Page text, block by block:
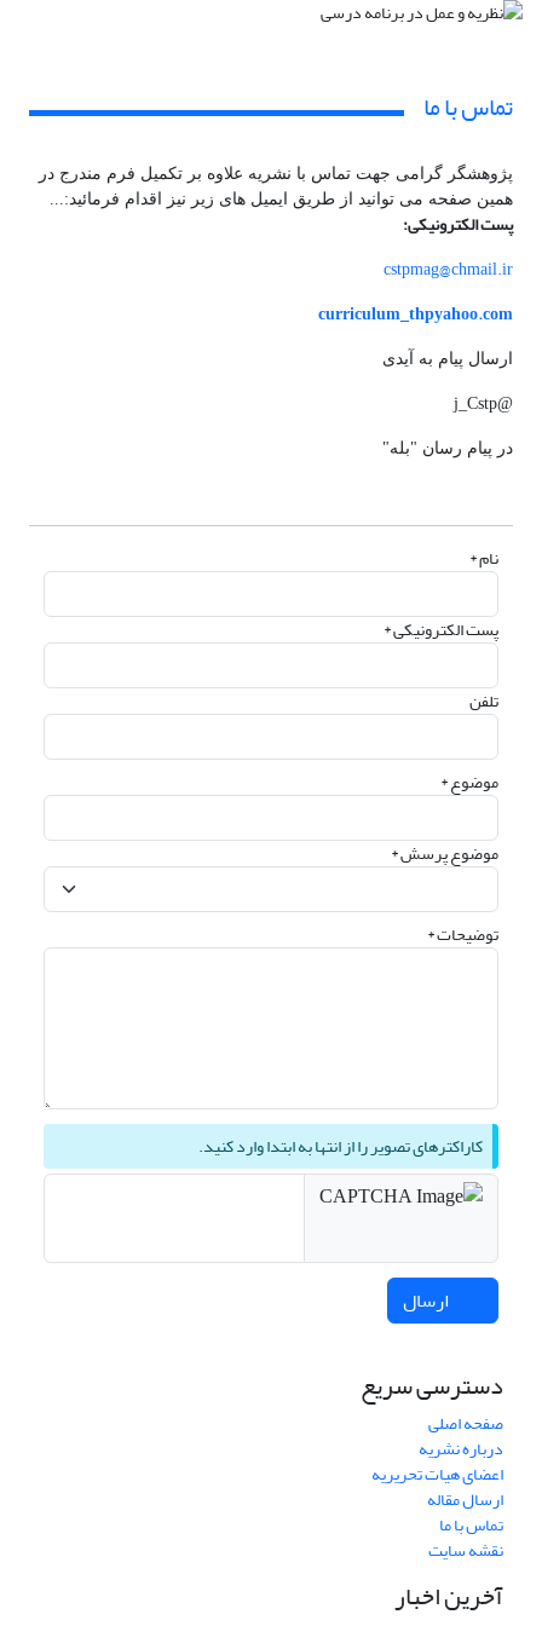
تماس با ما
پژوهشگر گرامی جهت تماس با نشریه علاوه بر تکمیل فرم مندرج در
همین صفحه می توانید از طریق ایمیل های زیر نیز اقدام فرمائید:...
پست الکترونیکی:
cstpmag@chmail.ir
curriculum_thpyahoo.com
ارسال پیام به آیدی
@j_Cstp
در پیام رسان "بله"​
نام *
پست الکترونیکی *
تلفن
موضوع *
موضوع پرسش *
توضیحات *
کاراکترهای تصویر را از انتها به ابتدا وارد کنید.
ارسال
دسترسی سریع
صفحه اصلی
درباره نشریه
اعضای هیات تحریریه
ارسال مقاله
تماس با ما
نقشه سایت
آخرین اخبار